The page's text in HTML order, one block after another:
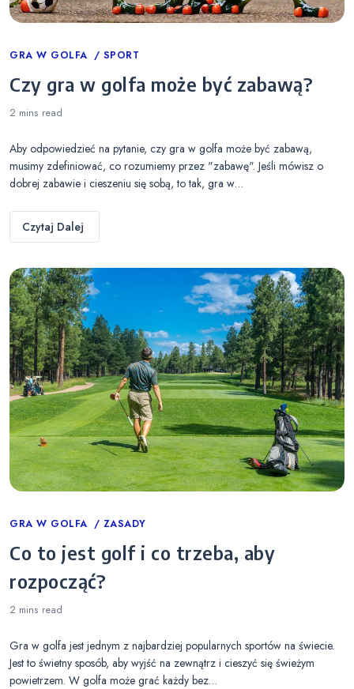
Categories
GRA W GOLFA SPORT
Czy gra w golfa może być zabawą?
2 mins read
Aby odpowiedzieć na pytanie, czy gra w golfa może być zabawą,
musimy zdefiniować, co rozumiemy przez "zabawę". Jeśli mówisz o
dobrej zabawie i cieszeniu się sobą, to tak, gra w…
Czytaj Dalej
Categories
GRA W GOLFA ZASADY
Co to jest golf i co trzeba, aby
rozpocząć?
2 mins read
Gra w golfa jest jednym z najbardziej popularnych sportów na świecie.
Jest to świetny sposób, aby wyjść na zewnątrz i cieszyć się świeżym
powietrzem. W golfa może grać każdy bez…